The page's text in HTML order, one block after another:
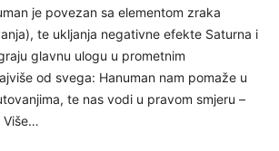
je povezan sa elementom zraka
te ukljanja negativne efekte Saturna i
glavnu ulogu u prometnim
od svega: Hanuman nam pomaže u
te nas vodi u pravom smjeru –
Više…